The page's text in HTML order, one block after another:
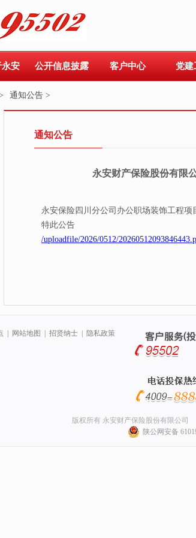
永安 公开信息披露 客户中心 党建
通知公告 >
通知公告
永安财产保险股份有限
永安保险四川分公司办公职场装饰工程项
特此公告
/uploadfile/2026/0512/
网站地图 招贤纳士 隐私政策
版权所有 永安财产保险股份有限公司
陕公网安备